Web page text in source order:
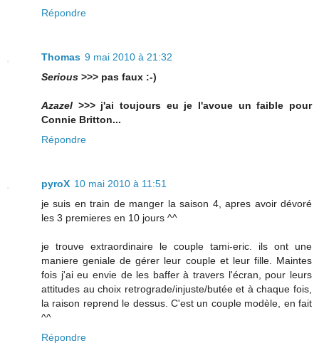
Répondre
Thomas 9 mai 2010 à 21:32
Serious >>> pas faux :-)
Azazel >>> j'ai toujours eu je l'avoue un faible pour
Connie Britton...
Répondre
pyroX 10 mai 2010 à 11:51
je suis en train de manger la saison 4, apres avoir dévoré
les 3 premieres en 10 jours ^^
je trouve extraordinaire le couple tami-eric. ils ont une
maniere geniale de gérer leur couple et leur fille. Maintes
fois j'ai eu envie de les baffer à travers l'écran, pour leurs
attitudes au choix retrograde/injuste/butée et à chaque fois,
la raison reprend le dessus. C'est un couple modèle, en fait
^^
Répondre